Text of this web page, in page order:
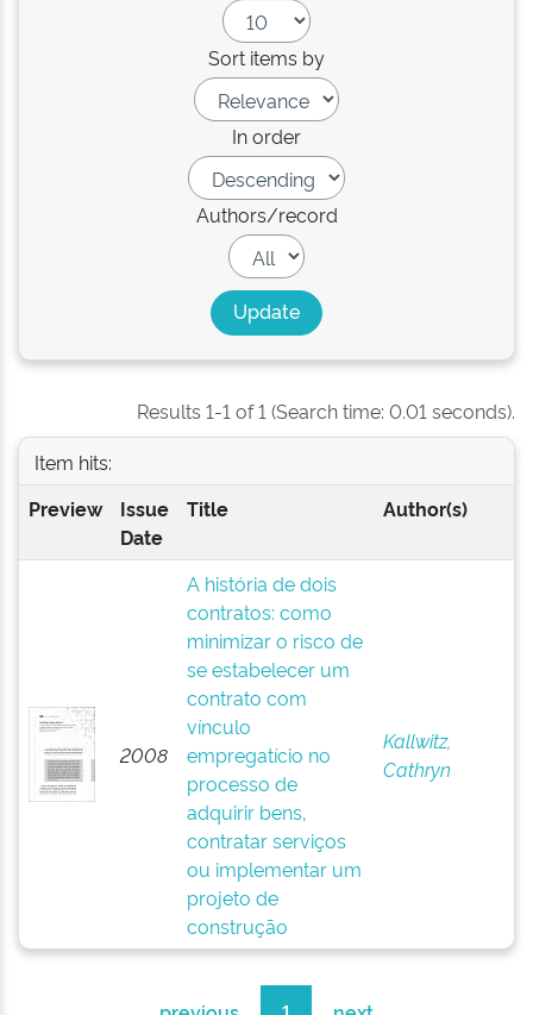
Sort items by
In order
Authors/record
Results 1-1 of 1 (Search time: 0.01 seconds).
Item hits:
Preview
Issue
Date
Title Author(s)
2008
A história de dois
contratos: como
minimizar o risco de
se estabelecer um
contrato com
vínculo
empregatício no
processo de
adquirir bens,
contratar serviços
ou implementar um
projeto de
construção
Kallwitz,
Cathryn